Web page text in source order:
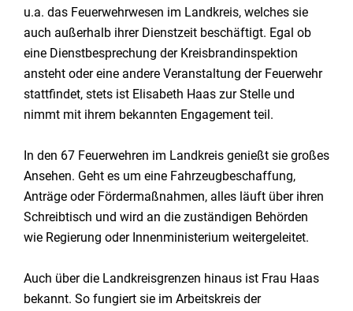
u.a. das Feuerwehrwesen im Landkreis, welches sie
auch außerhalb ihrer Dienstzeit beschäftigt. Egal ob
eine Dienstbesprechung der Kreisbrandinspektion
ansteht oder eine andere Veranstaltung der Feuerwehr
stattfindet, stets ist Elisabeth Haas zur Stelle und
nimmt mit ihrem bekannten Engagement teil.
In den 67 Feuerwehren im Landkreis genießt sie großes
Ansehen. Geht es um eine Fahrzeugbeschaffung,
Anträge oder Fördermaßnahmen, alles läuft über ihren
Schreibtisch und wird an die zuständigen Behörden
wie Regierung oder Innenministerium weitergeleitet.
Auch über die Landkreisgrenzen hinaus ist Frau Haas
bekannt. So fungiert sie im Arbeitskreis der